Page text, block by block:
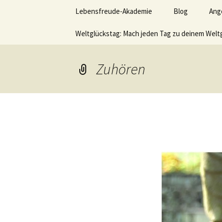
Lerne deinen stressigen Alltag
Lebensfreude-Akademie Blog
Weltglückstag: Mach jeden Tag zu deinem
Zuhören